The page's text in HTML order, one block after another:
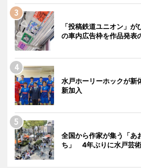
「投稿鉄道ユニオン」
の車内広告枠を作品発表
水戸ホーリーホックが
新加入
全国から作家が集う「あ
ち」 4年ぶりに水戸芸